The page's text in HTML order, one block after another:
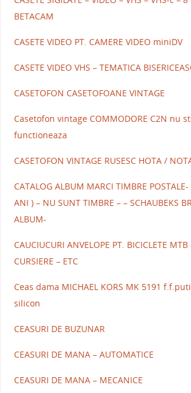
BETACAM
CASETE VIDEO PT. CAMERE VIDEO miniDV
CASETE VIDEO VHS – TEMATICA
CASETOFON CASETOFOANE VINTAGE
Casetofon vintage COMMODORE C2N nu
functioneaza
CASETOFON VINTAGE RUSESC HOTA /
CATALOG ALBUM MARCI TIMBRE
ANI ) – NU SUNT TIMBRE – – SCHAUBEKS
ALBUM-
CAUCIUCURI ANVELOPE PT. BICICLETE MTB
CURSIERE – ETC
Ceas dama MICHAEL KORS MK 5191
silicon
CEASURI DE BUZUNAR
CEASURI DE MANA – AUTOMATICE
CEASURI DE MANA – MECANICE